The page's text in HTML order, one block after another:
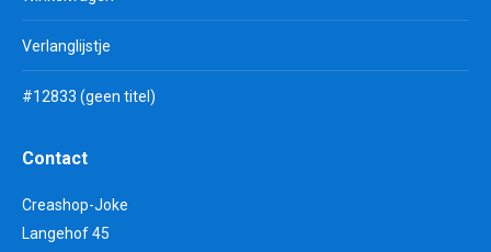
Verlanglijstje
#12833 (geen titel)
Contact
Creashop-Joke
Langehof 45